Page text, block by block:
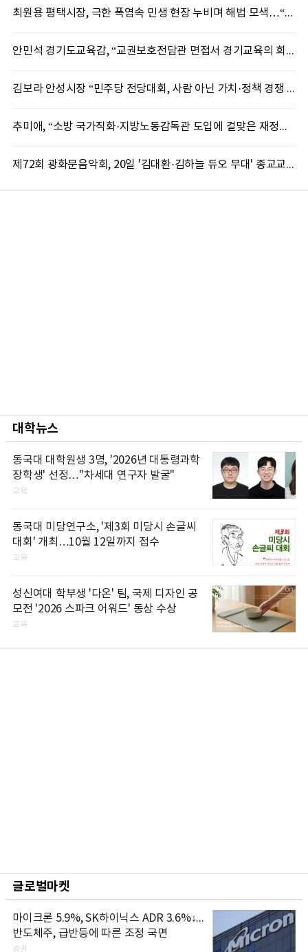
최원용 평택시장, 극한 폭염속 민생 현장 누비며 해법 모색…“현장에 답 있다”
안민석 경기도교육감, “교권보호전담관 면접서 경기교육의 희망 봤다”
김보라 안성시장 “민주당 전당대회, 사람 아닌 가치·정책 경쟁 돼야”
추미애, “소방 국가직화·지방노동감독관 도입에 걸맞은 재정체계 완성해야”
제72회 광화문음악회, 20일 '김대환·김하늘 듀오 무대' 종교교회서 무료 개최
대학뉴스
동국대 대학원생 3명, '2026년 대통령과학
장학생' 선정…"차세대 연구자 발굴"
교육
동국대 미당연구소, '제3회 미당시 손글씨
대회' 개최…10월 12일까지 접수
교육
성신여대 학부생 '다온' 팀, 국제 디자인 공
모전 '2026 스파크 어워드' 동상 수상
교육
글로벌마켓
마이크론 5.9%, SK하이닉스 ADR 3.6%↓...
반도체주, 급반등에 따른 조정 국면
증권